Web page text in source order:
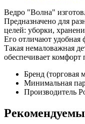
Ведро "Волна"
Предназначено для
целей: уборки,
Его отличают удобная
Такая немаловажная
обеспечивает комфорт
Бренд (торговая
Минимальная
Производитель